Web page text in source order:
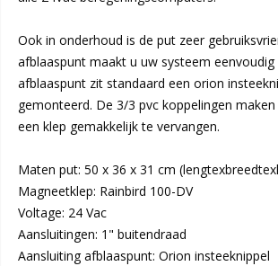
Ook in onderhoud is de put zeer
afblaaspunt maakt u uw systeem
afblaaspunt zit standaard een orion
gemonteerd. De 3/3 pvc koppelingen
een klep gemakkelijk te vervangen.
Maten put: 50 x 36 x 31 cm
Magneetklep: Rainbird 100-DV
Voltage: 24 Vac
Aansluitingen: 1" buitendraad
Aansluiting afblaaspunt: Orion insteeknippel